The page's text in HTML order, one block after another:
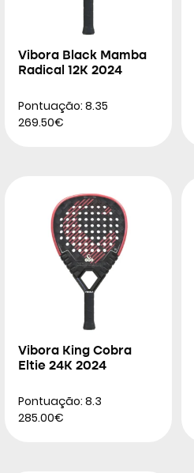
Vibora Black Mamba
Radical 12K 2024
Pontuação: 8.35
269.50€
Vibora King Cobra
Eltie 24K 2024
Pontuação: 8.3
285.00€